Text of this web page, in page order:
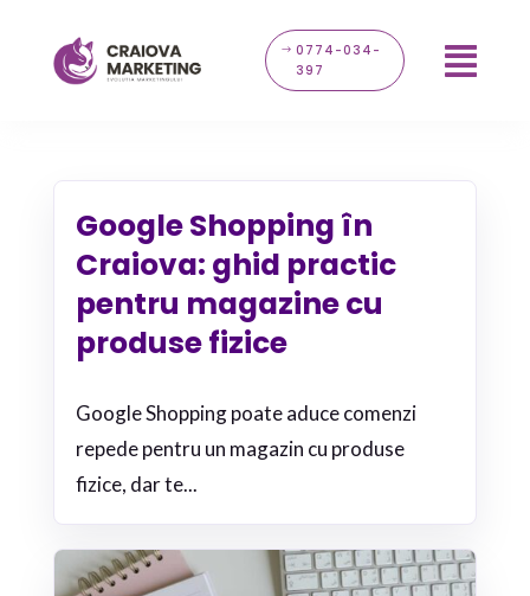
0774-034-
397

Google Shopping în
Craiova: ghid practic
pentru magazine cu
produse fizice
Google Shopping poate aduce comenzi
repede pentru un magazin cu produse
fizice, dar te...